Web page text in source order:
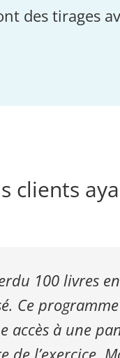
des tirages
clients
100 livres
Ce
accès à une
de l’exercice.